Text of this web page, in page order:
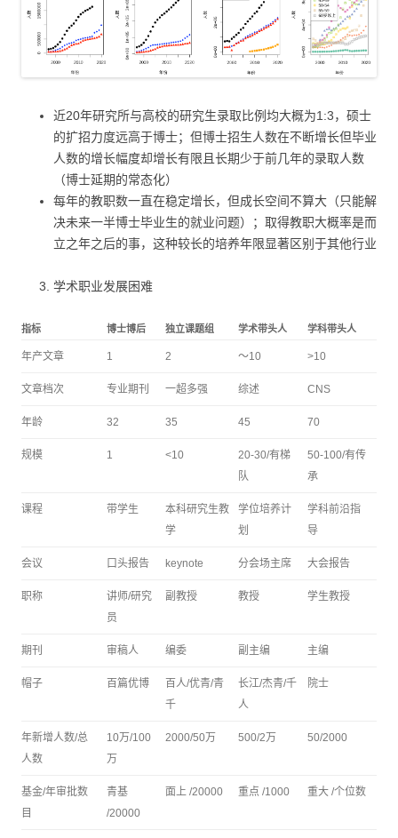
近20年研究所与高校的研究生录取比例均大概为1:3，硕士
的扩招力度远高于博士；但博士招生人数在不断增长但毕业
人数的增长幅度却增长有限且长期少于前几年的录取人数
（博士延期的常态化）
每年的教职数一直在稳定增长，但成长空间不算大（只能解
决未来一半博士毕业生的就业问题）；取得教职大概率是而
立之年之后的事，这种较长的培养年限显著区别于其他行业
学术职业发展困难
指标 博士博后 独立课题组 学术带头人 学科带头人
年产文章 1 2 ～10 >10
文章档次 专业期刊 一超多强 综述 CNS
年龄 32 35 45 70
规模 1 <10
20-30/有梯
队
50-100/有传
承
课程 带学生
本科研究生教
学
学位培养计
划
学科前沿指
导
会议 口头报告 keynote 分会场主席 大会报告
职称
讲师/研究
员
副教授 教授 学生教授
期刊 审稿人 编委 副主编 主编
帽子 百篇优博
百人/优青/青
千
长江/杰青/千
人
院士
年新增人数/总
人数
10万/100
万
2000/50万 500/2万 50/2000
基金/年审批数
目
青基
/20000
面上 /20000 重点 /1000 重大 /个位数